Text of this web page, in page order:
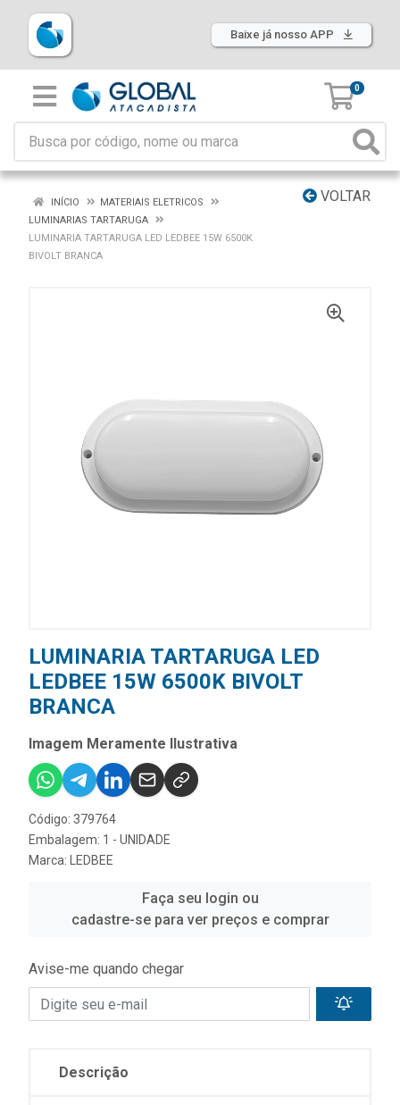
Baixe já nosso APP
0
VOLTAR
INÍCIO
MATERIAIS ELETRICOS
LUMINARIAS TARTARUGA
LUMINARIA TARTARUGA LED LEDBEE 15W 6500K
BIVOLT BRANCA
LUMINARIA TARTARUGA LED
LEDBEE 15W 6500K BIVOLT
BRANCA
Imagem Meramente Ilustrativa
Código: 379764
Embalagem: 1 - UNIDADE
Marca:
LEDBEE
Faça seu login ou
cadastre-se para ver preços e comprar
Avise-me quando chegar
Descrição